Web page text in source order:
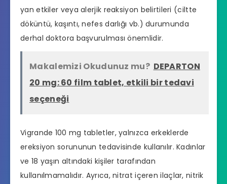
yan etkiler veya alerjik reaksiyon belirtileri (ciltte
döküntü, kaşıntı, nefes darlığı vb.) durumunda
derhal doktora başvurulması önemlidir.
Makalemizi Okudunuz mu? DEPARTON
20 mg: 60 film tablet, etkili bir tedavi
seçeneği
Vigrande 100 mg tabletler, yalnızca erkeklerde
ereksiyon sorununun tedavisinde kullanılır. Kadınlar
ve 18 yaşın altındaki kişiler tarafından
kullanılmamalıdır. Ayrıca, nitrat içeren ilaçlar, nitrik